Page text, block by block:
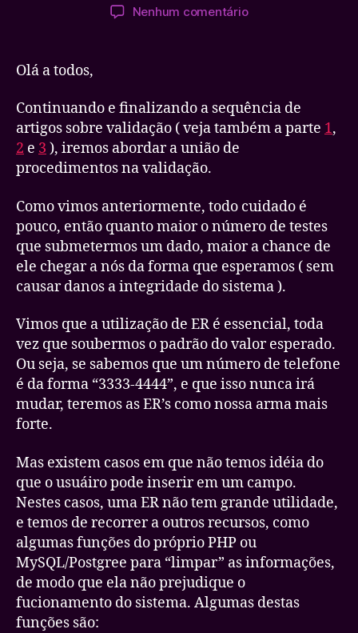
Nenhum comentárioem
PHP5
–
final
Olá a todos,
Continuando e finalizando a sequência de
artigos sobre validação ( veja também a parte 1,
2 e 3 ), iremos abordar a união de
procedimentos na validação.
Como vimos anteriormente, todo cuidado é
pouco, então quanto maior o número de testes
que submetermos um dado, maior a chance de
ele chegar a nós da forma que esperamos ( sem
causar danos a integridade do sistema ).
Vimos que a utilização de ER é essencial, toda
vez que soubermos o padrão do valor esperado.
Ou seja, se sabemos que um número de telefone
é da forma “3333-4444”, e que isso nunca irá
mudar, teremos as ER’s como nossa arma mais
forte.
Mas existem casos em que não temos idéia do
que o usuáiro pode inserir em um campo.
Nestes casos, uma ER não tem grande utilidade,
e temos de recorrer a outros recursos, como
algumas funções do próprio PHP ou
MySQL/Postgree para “limpar” as informações,
de modo que ela não prejudique o
fucionamento do sistema. Algumas destas
funções são: